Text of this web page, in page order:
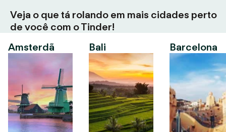
Veja o que tá rolando em mais cidades perto
de você com o Tinder!
Amsterdã
Bali Barcelona